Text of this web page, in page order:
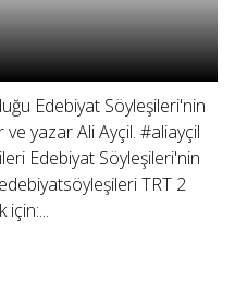
Edebiyat Söyleşileri'nin
yazar Ali Ayçil. #aliayçil
Edebiyat Söyleşileri'nin
TRT 2
için:...